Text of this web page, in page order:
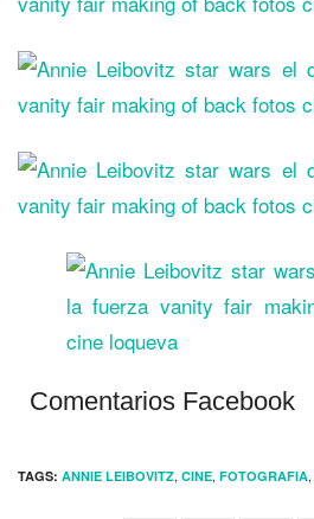
Comentarios Facebook
TAGS: ANNIE LEIBOVITZ, CINE, FOTOGRAFIA,